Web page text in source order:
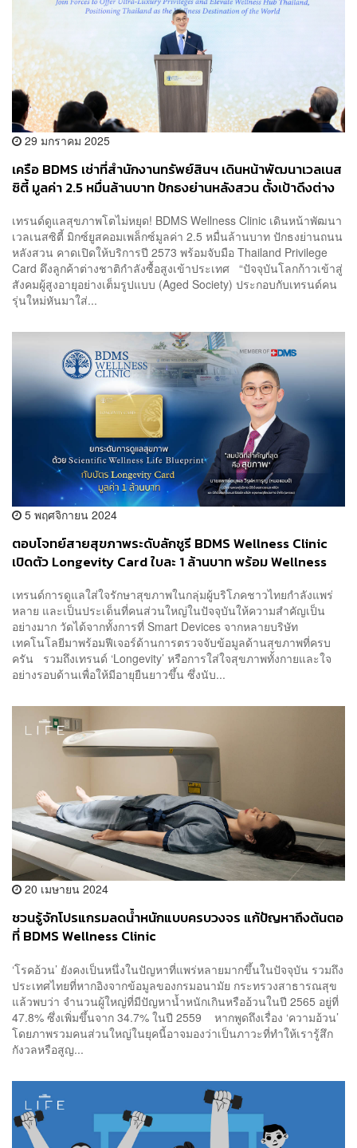
29 มกราคม 2025
เครือ BDMS เช่าที่สำนักงานทรัพย์สินฯ เดินหน้าพัฒนาเวลเนส
ซิตี้ มูลค่า 2.5 หมื่นล้านบาท ปักธงย่านหลังสวน ตั้งเป้าดึงต่าง
เทรนด์ดูแลสุขภาพโตไม่หยุด! BDMS Wellness Clinic เดินหน้าพัฒนา
เวลเนสซิตี้ มิกซ์ยูสคอมเพล็กซ์มูลค่า 2.5 หมื่นล้านบาท ปักธงย่านถนน
หลังสวน คาดเปิดให้บริการปี 2573 พร้อมจับมือ Thailand Privilege
Card ดึงลูกค้าต่างชาติกำลังซื้อสูงเข้าประเทศ “ปัจจุบันโลกก้าวเข้าสู่
สังคมผู้สูงอายุอย่างเต็มรูปแบบ (Aged Society) ประกอบกับเทรนด์คน
รุ่นใหม่หันมาใส่...
5 พฤศจิกายน 2024
ตอบโจทย์สายสุขภาพระดับลักชูรี BDMS Wellness Clinic
เปิดตัว Longevity Card ใบละ 1 ล้านบาท พร้อม Wellness
เทรนด์การดูแลใส่ใจรักษาสุขภาพในกลุ่มผู้บริโภคชาวไทยกำลังแพร่
หลาย และเป็นประเด็นที่คนส่วนใหญ่ในปัจจุบันให้ความสำคัญเป็น
อย่างมาก วัดได้จากทั้งการที่ Smart Devices จากหลายบริษัท
เทคโนโลยีมาพร้อมฟีเจอร์ด้านการตรวจจับข้อมูลด้านสุขภาพที่ครบ
ครัน รวมถึงเทรนด์ ‘Longevity’ หรือการใส่ใจสุขภาพทั้งกายและใจ
อย่างรอบด้านเพื่อให้มีอายุยืนยาวขึ้น ซึ่งนับ...
20 เมษายน 2024
ชวนรู้จักโปรแกรมลดน้ำหนักแบบครบวงจร แก้ปัญหาถึงต้นตอ
ที่ BDMS Wellness Clinic
‘โรคอ้วน’ ยังคงเป็นหนึ่งในปัญหาที่แพร่หลายมากขึ้นในปัจจุบัน รวมถึง
ประเทศไทยที่หากอิงจากข้อมูลของกรมอนามัย กระทรวงสาธารณสุข
แล้วพบว่า จำนวนผู้ใหญ่ที่มีปัญหาน้ำหนักเกินหรืออ้วนในปี 2565 อยู่ที่
47.8% ซึ่งเพิ่มขึ้นจาก 34.7% ในปี 2559 หากพูดถึงเรื่อง ‘ความอ้วน’
โดยภาพรวมคนส่วนใหญ่ในยุคนี้อาจมองว่าเป็นภาวะที่ทำให้เรารู้สึก
กังวลหรือสูญ...